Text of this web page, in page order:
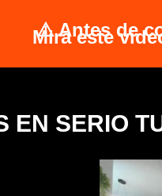
⚠️ Antes de
Mira este
EN SERIO